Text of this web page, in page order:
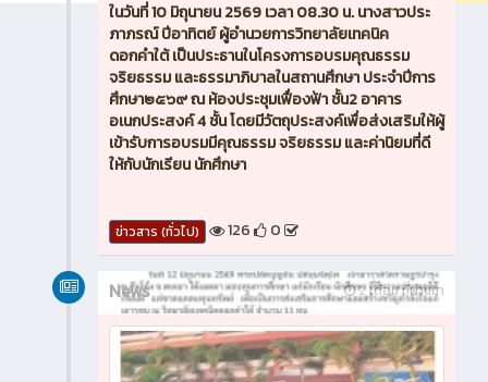
ในวันที่ 10 มิถุนายน 2569 เวลา 08.30 น. นางสาวประ
ภาภรณ์ ปีอาทิตย์ ผู้อำนวยการวิทยาลัยเทคนิค
ดอกคำใต้ เป็นประธานในโครงการอบรมคุณธรรม
จริยธรรม และธรรมาภิบาลในสถานศึกษา ประจำปีการ
ศึกษา๒๕๖๙ ณ ห้องประชุมเฟื่องฟ้า ชั้น2 อาคาร
อเนกประสงค์ 4 ชั้น โดยมีวัตถุประสงค์เพื่อส่งเสริมให้ผู้
เข้ารับการอบรมมีคุณธรรม จริยธรรม และค่านิยมที่ดี
ให้กับนักเรียน นักศึกษา
ข่าวสาร (ทั่วไป) 126 0
2 เดือน ที่ผ่านมา
News